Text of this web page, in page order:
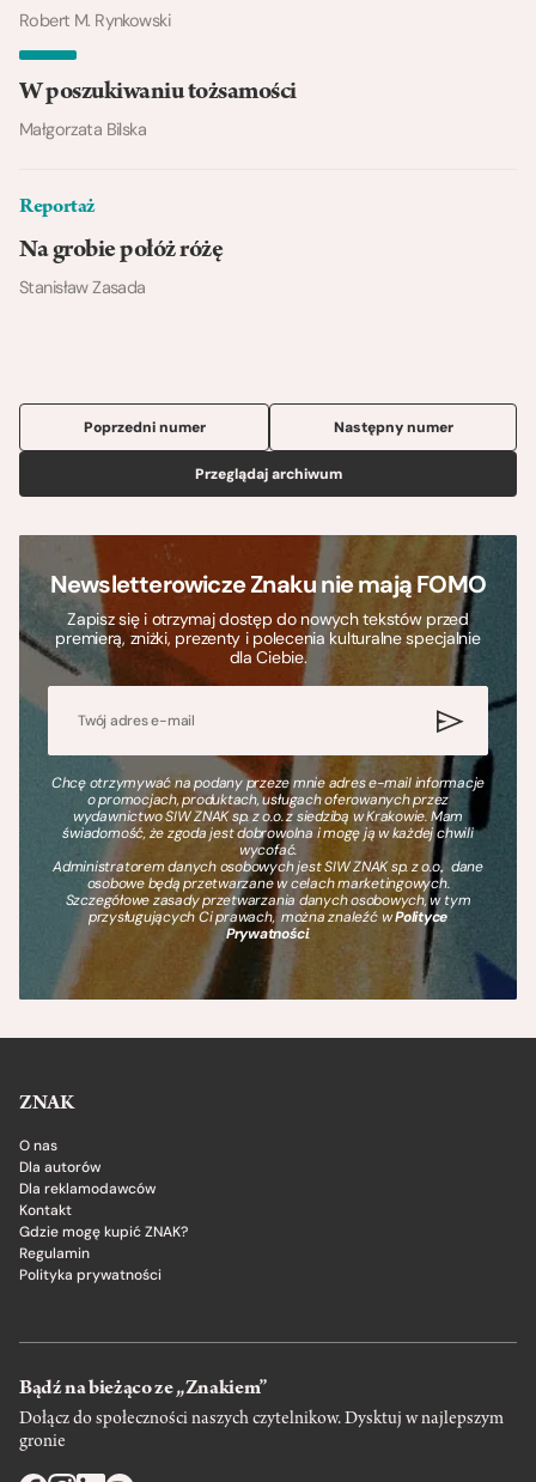
Robert M. Rynkowski
W poszukiwaniu tożsamości
Małgorzata Bilska
Reportaż
Na grobie połóż różę
Stanisław Zasada
Poprzedni numer
Przeglądaj archiwum
Następny numer
Newsletterowicze Znaku nie mają FOMO
Zapisz się i otrzymaj dostęp do nowych tekstów przed
premierą, zniżki, prezenty i polecenia kulturalne specjalnie
dla Ciebie.
Chcę otrzymywać na podany przeze mnie adres e-mail informacje
o promocjach, produktach, usługach oferowanych przez
wydawnictwo SIW ZNAK sp. z o.o. z siedzibą w Krakowie. Mam
świadomość, że zgoda jest dobrowolna i mogę ją w każdej chwili
wycofać.
Administratorem danych osobowych jest SIW ZNAK sp. z o.o., dane
osobowe będą przetwarzane w celach marketingowych.
Szczegółowe zasady przetwarzania danych osobowych, w tym
przysługujących Ci prawach, można znaleźć wPolityce
Prywatności.
ZNAK
O nas
Dla autorów
Dla reklamodawców
Kontakt
Gdzie mogę kupić ZNAK?
Regulamin
Polityka prywatności
Bądź na bieżąco ze „Znakiem”
Dołącz do społeczności naszych czytelnikow. Dysktuj w najlepszym
gronie